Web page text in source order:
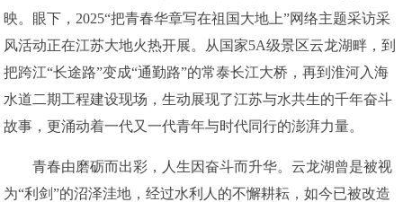
映。眼下，2025“把青春华章写在祖国大地上”网络主题采访采
风活动正在江苏大地火热开展。从国家5A级景区云龙湖畔，到
把跨江“长途路”变成“通勤路”的常泰长江大桥，再到淮河入海
水道二期工程建设现场，生动展现了江苏与水共生的千年奋斗
故事，更涌动着一代又一代青年与时代同行的澎湃力量。
青春由磨砺而出彩，人生因奋斗而升华。云龙湖曾是被视
为“利剑”的沼泽洼地，经过水利人的不懈耕耘，如今已被改造